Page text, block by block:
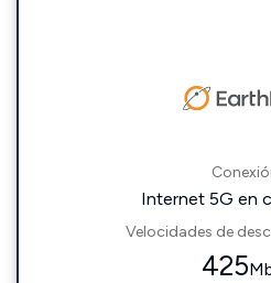
Internet 5G en
Velocidades de
425